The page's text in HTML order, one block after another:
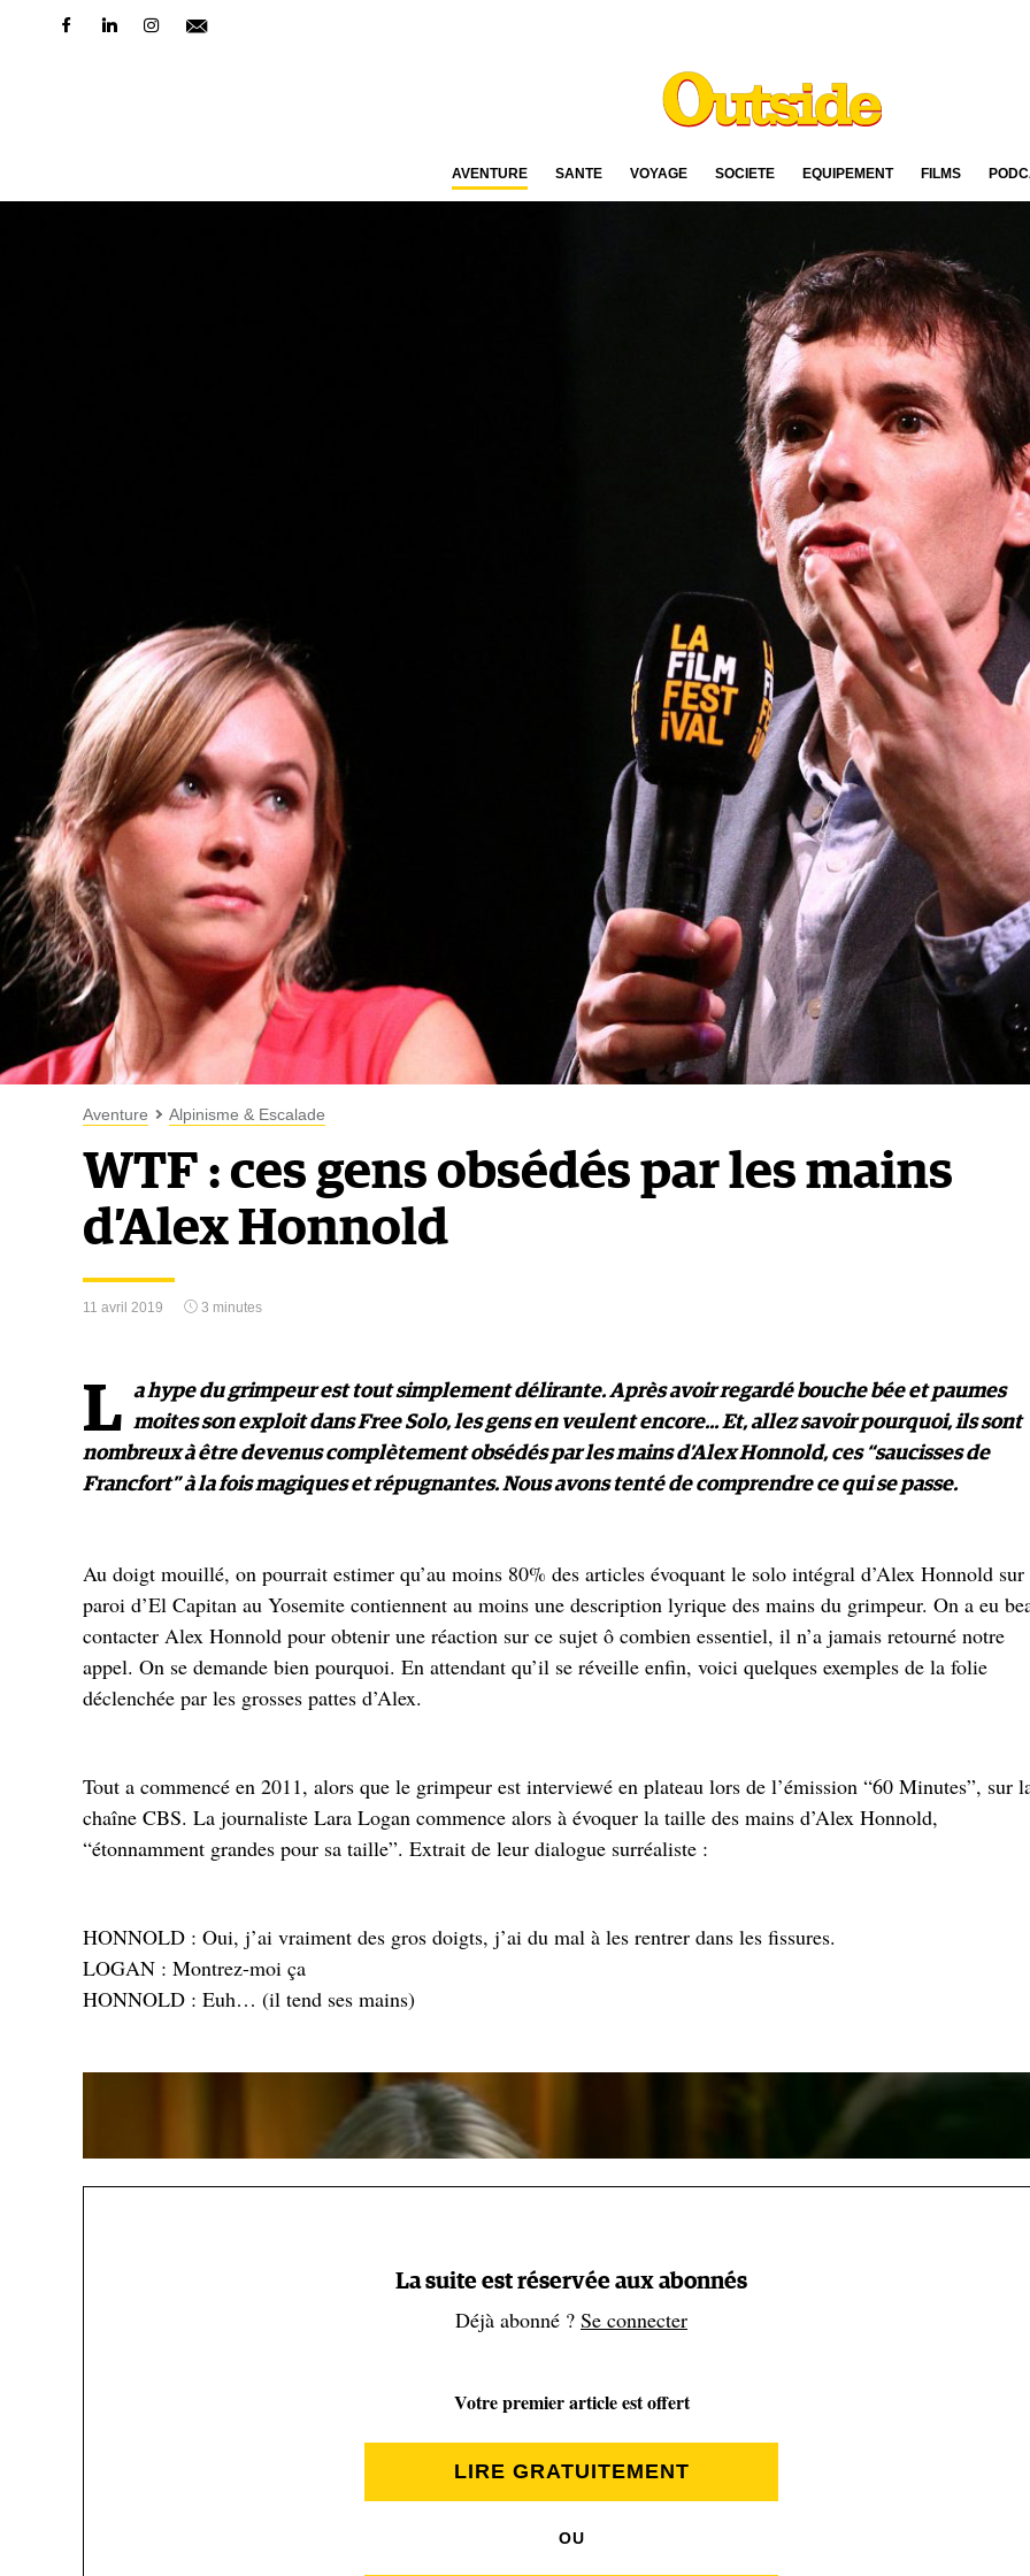
AVENTURE SANTÉ VOYAGE SOCIÉTÉ ÉQUIPEMENT FILMS
Aventure Alpinisme & Escalade
WTF : ces gens obsédés par les mains
d’Alex Honnold
11 avril 2019 3 minutes
L a hype du grimpeur est tout simplement délirante. Après avoir regardé bouche bée et paumes
moites son exploit dans Free Solo, les gens en veulent encore... Et, allez savoir pourquoi, ils sont
nombreux à être devenus complètement obsédés par les mains d’Alex Honnold, ces “saucisses de
Francfort” à la fois magiques et répugnantes. Nous avons tenté de comprendre ce qui se passe.
Au doigt mouillé, on pourrait estimer qu’au moins 80% des articles évoquant le solo intégral d’Alex Honnold sur
paroi d’El Capitan au Yosemite contiennent au moins une description lyrique des mains du grimpeur. On a eu
contacter Alex Honnold pour obtenir une réaction sur ce sujet ô combien essentiel, il n’a jamais retourné notre
appel. On se demande bien pourquoi. En attendant qu’il se réveille enfin, voici quelques exemples de la folie
déclenchée par les grosses pattes d’Alex.
Tout a commencé en 2011, alors que le grimpeur est interviewé en plateau lors de l’émission “60 Minutes”, sur
chaîne CBS. La journaliste Lara Logan commence alors à évoquer la taille des mains d’Alex Honnold,
“étonnamment grandes pour sa taille”. Extrait de leur dialogue surréaliste :
HONNOLD : Oui, j’ai vraiment des gros doigts, j’ai du mal à les rentrer dans les fissures.
LOGAN : Montrez-moi ça
HONNOLD : Euh… (il tend ses mains)
La suite est réservée aux abonnés
Déjà abonné ? Se connecter
Votre premier article est offert
LIRE GRATUITEMENT
OU